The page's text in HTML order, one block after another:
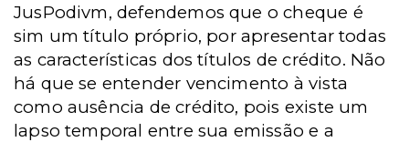
JusPodivm, defendemos que o cheque é
sim um título próprio, por apresentar todas
as características dos títulos de crédito. Não
há que se entender vencimento à vista
como ausência de crédito, pois existe um
lapso temporal entre sua emissão e a